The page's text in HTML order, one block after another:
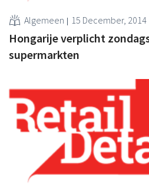
Algemeen 15 December, 2014
Hongarije verplicht
supermarkten